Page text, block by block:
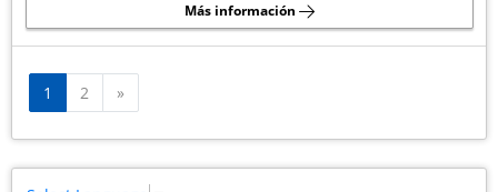
Más información
1 2 »